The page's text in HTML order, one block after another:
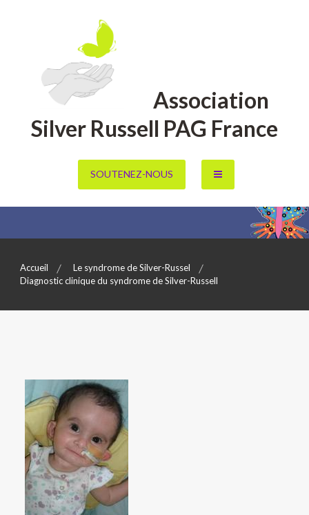
Association
Silver Russell PAG France
SOUTENEZ-NOUS
Accueil
Le syndrome de Silver-Russel
Diagnostic clinique du syndrome de Silver-Russell